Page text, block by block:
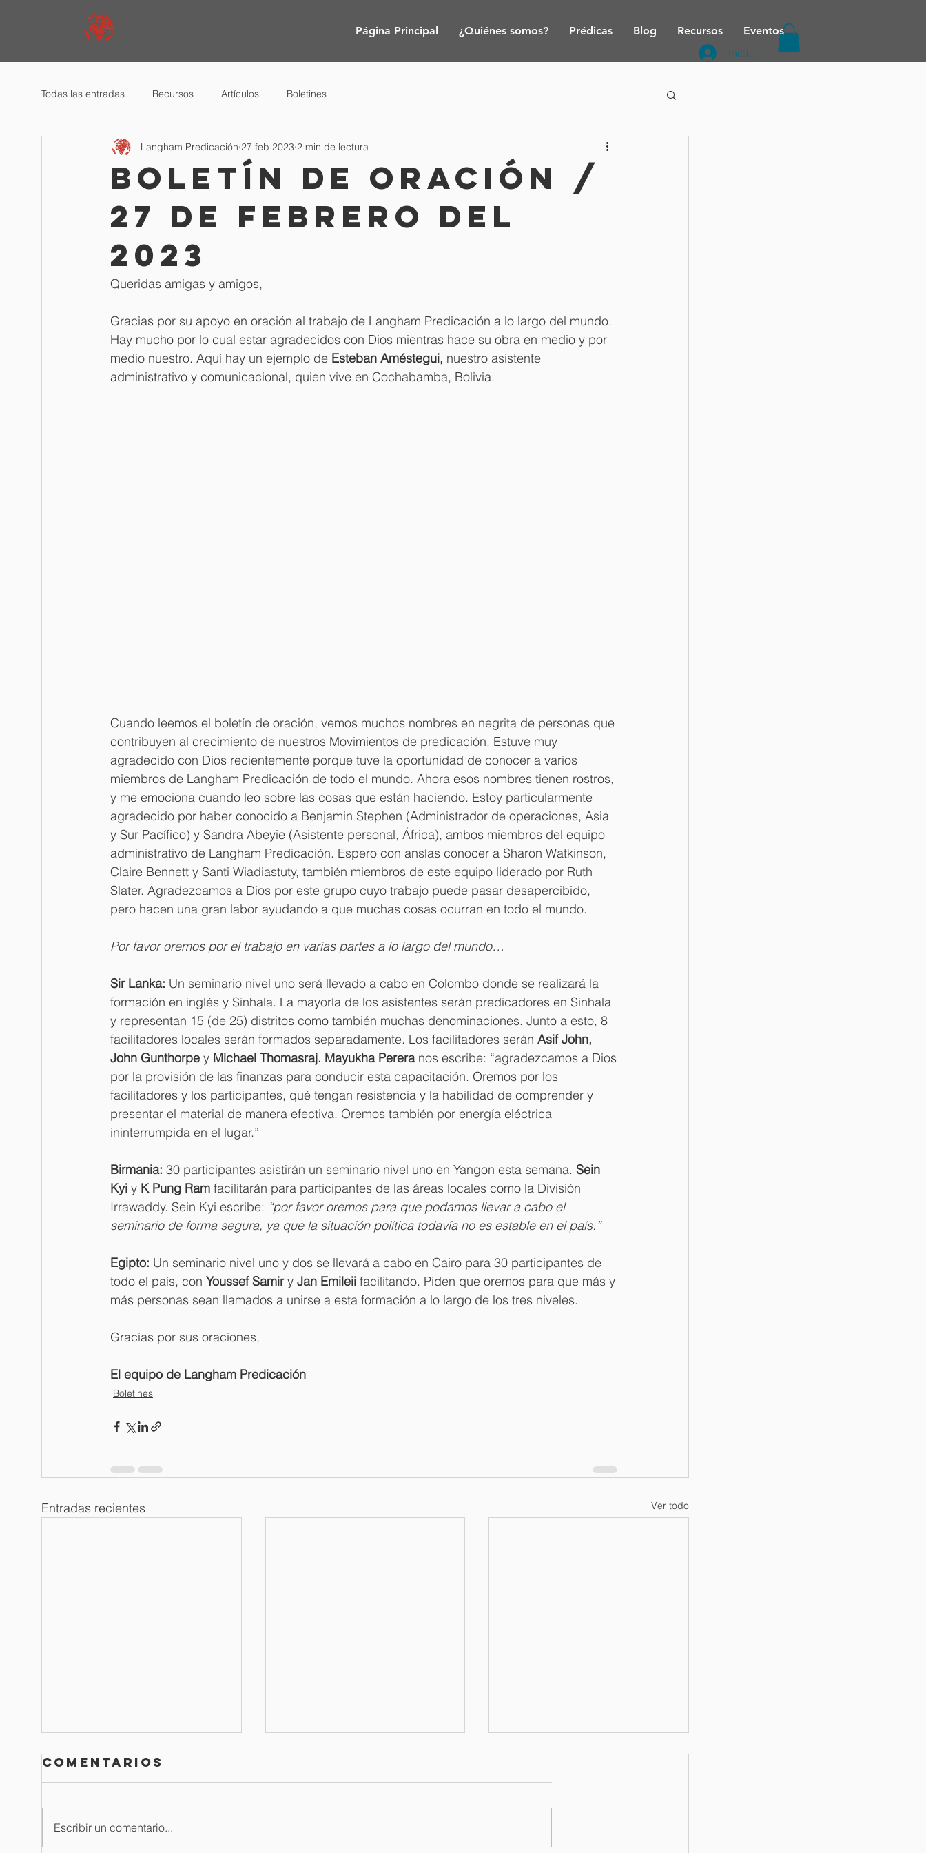
Página Principal ¿Quiénes somos? Prédicas Blog Recursos Eventos
Iniciar sesión
Todas las entradas Recursos Artículos Boletines
Boletín de oración /
27 de febrero del
2023
Langham Predicación 27 feb 2023 2 min de lectura
Queridas amigas y amigos,
Gracias por su apoyo en oración al trabajo de Langham Predicación a lo largo del mundo.
Hay mucho por lo cual estar agradecidos con Dios mientras hace su obra en medio y por
medio nuestro. Aquí hay un ejemplo de Esteban Améstegui, nuestro asistente
administrativo y comunicacional, quien vive en Cochabamba, Bolivia.
Cuando leemos el boletín de oración, vemos muchos nombres en negrita de personas que
contribuyen al crecimiento de nuestros Movimientos de predicación. Estuve muy
agradecido con Dios recientemente porque tuve la oportunidad de conocer a varios
miembros de Langham Predicación de todo el mundo. Ahora esos nombres tienen rostros,
y me emociona cuando leo sobre las cosas que están haciendo. Estoy particularmente
agradecido por haber conocido a Benjamin Stephen (Administrador de operaciones, Asia
y Sur Pacífico) y Sandra Abeyie (Asistente personal, África), ambos miembros del equipo
administrativo de Langham Predicación. Espero con ansías conocer a Sharon Watkinson,
Claire Bennett y Santi Wiadiastuty, también miembros de este equipo liderado por Ruth
Slater. Agradezcamos a Dios por este grupo cuyo trabajo puede pasar desapercibido,
pero hacen una gran labor ayudando a que muchas cosas ocurran en todo el mundo.
Por favor oremos por el trabajo en varias partes a lo largo del mundo…
Sir Lanka: Un seminario nivel uno será llevado a cabo en Colombo donde se realizará la
formación en inglés y Sinhala. La mayoría de los asistentes serán predicadores en Sinhala
y representan 15 (de 25) distritos como también muchas denominaciones. Junto a esto, 8
facilitadores locales serán formados separadamente. Los facilitadores serán Asif John,
John Gunthorpe y Michael Thomasraj. Mayukha Perera nos escribe: “agradezcamos a Dios
por la provisión de las finanzas para conducir esta capacitación. Oremos por los
facilitadores y los participantes, qué tengan resistencia y la habilidad de comprender y
presentar el material de manera efectiva. Oremos también por energía eléctrica
ininterrumpida en el lugar.”
Birmania: 30 participantes asistirán un seminario nivel uno en Yangon esta semana. Sein
Kyi y K Pung Ram facilitarán para participantes de las áreas locales como la División
Irrawaddy. Sein Kyi escribe: “por favor oremos para que podamos llevar a cabo el
seminario de forma segura, ya que la situación política todavía no es estable en el país.”
Egipto: Un seminario nivel uno y dos se llevará a cabo en Cairo para 30 participantes de
todo el país, con Youssef Samir y Jan Emileii facilitando. Piden que oremos para que más y
más personas sean llamados a unirse a esta formación a lo largo de los tres niveles.
Gracias por sus oraciones,
El equipo de Langham Predicación
Boletines
Entradas recientes Ver todo
Comentarios
Escribir un comentario...